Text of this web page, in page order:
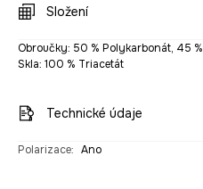
Složení
Obroučky: 50 % Polykarbonát, 45 %
Skla: 100 % Triacetát
Technické údaje
Polarizace: Ano